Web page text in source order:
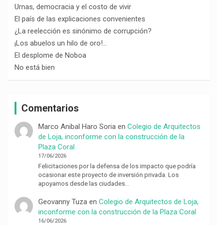
Urnas, democracia y el costo de vivir
El país de las explicaciones convenientes
¿La reelección es sinónimo de corrupción?
¡Los abuelos un hilo de oro!…
El desplome de Noboa
No está bien
Comentarios
Marco Anibal Haro Soriaen Colegio de Arquitectos
de Loja, inconforme con la construcción de la
Plaza Coral
17/06/2026
Felicitaciones por la defensa de los impacto que podría
ocasionar este proyecto de inversión privada. Los
apoyamos desde las ciudades…
Geovanny Tuzaen Colegio de Arquitectos de Loja,
inconforme con la construcción de la Plaza Coral
16/06/2026